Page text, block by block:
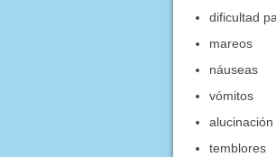
dificultad
mareos
náuseas
vómitos
temblores